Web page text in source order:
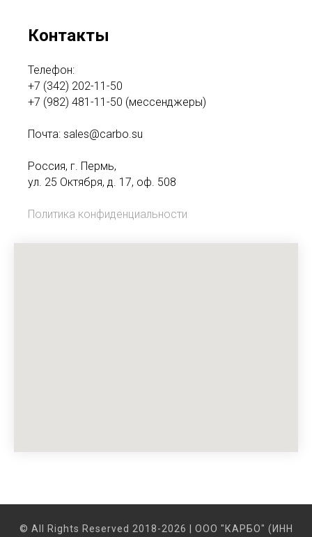
Контакты
Телефон:
+7 (342) 202-11-50
+7 (982) 481-11-50 (мессенджеры)
Почта: sales@carbo.su
Россия, г. Пермь,
ул. 25 Октября, д. 17, оф. 508
Политика конфиденциальности
© All Rights Reserved 2018-2026 | OOO "КАРБО" (ИНН